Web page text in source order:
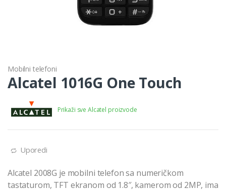
Mobilni telefoni
Alcatel 1016G One Touch
Prikaži sve Alcatel proizvode
Uporedi
Alcatel 2008G je mobilni telefon sa numeričkom
tastaturom, TFT ekranom od 1.8″, kamerom od 2MP, ima